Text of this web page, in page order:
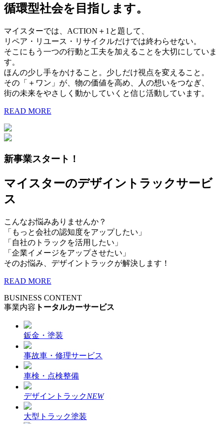
循環型社会を目指します。
マイスターでは、ACTION＋1と題して、
リペア・リユース・リサイクルだけでは終わらせない。
そこにもう一つの行動と工夫を加えることを大切にしていま
す。
ほんの少し手をかけること。少しだけ視点を変えること。
その「＋ワン」が、物の価値を高め、人の想いをつなぎ、
街の未来をやさしく動かしていくと信じ活動しています。
READ MORE
新事業スタート！
マイスターのデザイントラックサービ
ス
こんなお悩みありませんか？
「もっと会社の認知度をアップしたい」
「自社のトラックを活用したい」
「企業イメージをアップさせたい」
そのお悩み、デザイントラックが解決します！
READ MORE
BUSINESS CONTENT
事業内容 トータルカーサービス
鈑金・塗装
事故車・修理サービス
車検・点検整備
デザイントラックNEW
大型トラック塗装